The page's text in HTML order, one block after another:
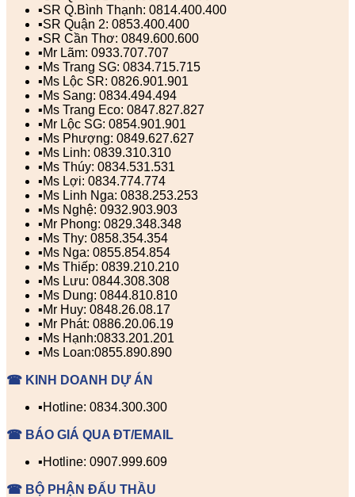
▪️SR Q.Bình Thạnh: 0814.400.400
▪️SR Quận 2: 0853.400.400
▪️SR Cần Thơ: 0849.600.600
▪️Mr Lãm: 0933.707.707
▪️Ms Trang SG: 0834.715.715
▪️Ms Lộc SR: 0826.901.901
▪️Ms Sang: 0834.494.494
▪️Ms Trang Eco: 0847.827.827
▪️Mr Lộc SG: 0854.901.901
▪️Ms Phượng: 0849.627.627
▪️Ms Linh: 0839.310.310
▪️Ms Thúy: 0834.531.531
▪️Ms Lợi: 0834.774.774
▪️Ms Linh Nga: 0838.253.253
▪️Ms Nghệ: 0932.903.903
▪️Mr Phong: 0829.348.348
▪️Ms Thy: 0858.354.354
▪️Ms Nga: 0855.854.854
▪️Ms Thiếp: 0839.210.210
▪️Ms Lưu: 0844.308.308
▪️Ms Dung: 0844.810.810
▪️Mr Huy: 0848.26.08.17
▪️Mr Phát: 0886.20.06.19
▪️Ms Hạnh:0833.201.201
▪️Ms Loan:0855.890.890
☎ KINH DOANH DỰ ÁN
▪️Hotline: 0834.300.300
☎ BÁO GIÁ QUA ĐT/EMAIL
▪️Hotline: 0907.999.609
☎ BỘ PHẬN ĐẤU THẦU